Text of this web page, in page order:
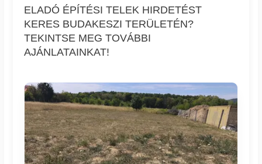
ELADÓ ÉPÍTÉSI TELEK HIRDETÉST
KERES BUDAKESZI TERÜLETÉN?
TEKINTSE MEG TOVÁBBI
AJÁNLATAINKAT!